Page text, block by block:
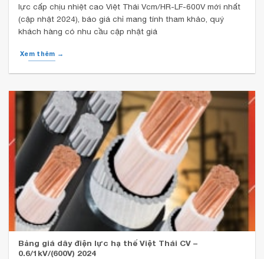
lực cấp chịu nhiệt cao Việt Thái Vcm/HR-LF-600V mới nhất
(cập nhật 2024), báo giá chỉ mang tính tham khảo, quý
khách hàng có nhu cầu cập nhật giá
Xem thêm →
Bảng giá dây điện lực hạ thế Việt Thái CV –
0.6/1kV/(600V) 2024